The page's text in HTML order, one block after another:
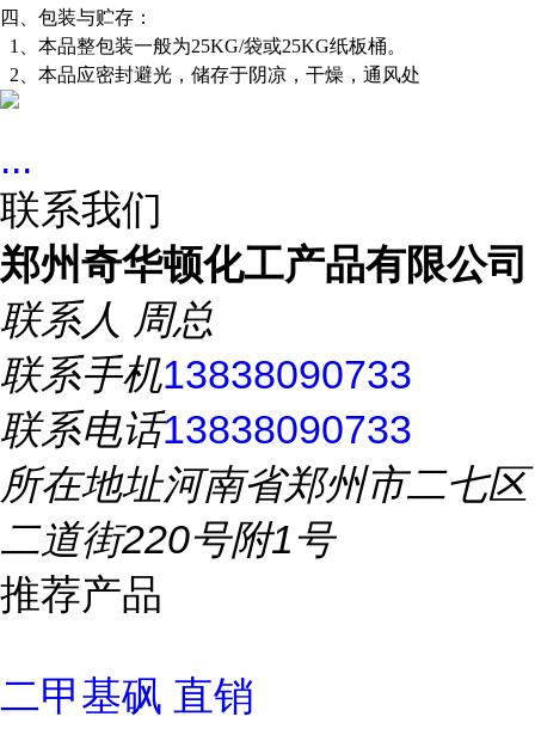
四、包装与贮存：
1、本品整包装一般为25KG/袋或25KG纸板桶。
2、本品应密封避光，储存于阴凉，干燥，通风处
...
联系我们
郑州奇华顿化工产品有限公司
联系人 周总
联系手机13838090733
联系电话13838090733
所在地址河南省郑州市二七区
二道街220号附1号
推荐产品
二甲基砜 直销